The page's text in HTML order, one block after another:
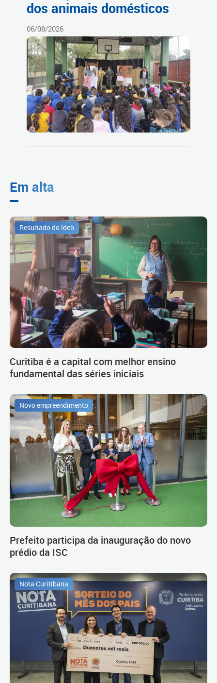
dos animais domésticos
06/08/2026
Em alta
Resultado do Ideb
Curitiba é a capital com melhor ensino
fundamental das séries iniciais
Novo empreendimento
Prefeito participa da inauguração do novo
prédio da ISC
Nota Curitibana